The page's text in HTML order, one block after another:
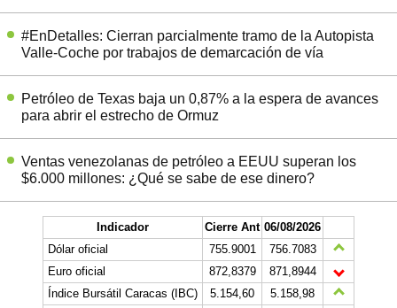
#EnDetalles: Cierran parcialmente tramo de la Autopista
Valle-Coche por trabajos de demarcación de vía
Petróleo de Texas baja un 0,87% a la espera de avances
para abrir el estrecho de Ormuz
Ventas venezolanas de petróleo a EEUU superan los
$6.000 millones: ¿Qué se sabe de ese dinero?
Indicador Cierre Ant 06/08/2026
Dólar oficial
755.9001
756.7083
Euro oficial
872,8379
871,8944
Índice Bursátil Caracas (IBC)
5.154,60
5.158,98